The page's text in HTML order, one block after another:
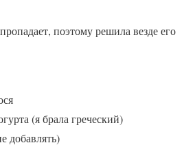
поэтому решила везде его
(я брала греческий)
добавлять)